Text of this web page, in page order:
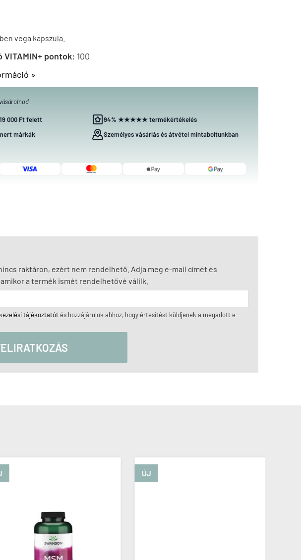
vega kapszula.
VITAMIN+ pontok: 100
»
000 Ft felett
94% ★★★★★ termékértékelés
márkák
Személyes vásárlás és átvétel mintaboltunkban
raktáron, ezért nem rendelhető. Adja meg e-mail címét és
a termék ismét rendelhetővé válilk.
tájékoztatót és hozzájárulok ahhoz, hogy értesítést küldjenek a megadott e-